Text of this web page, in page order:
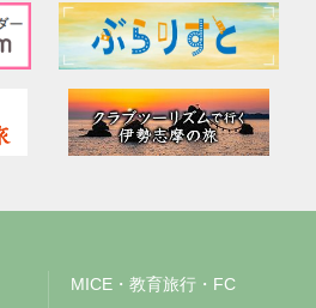
MICE・教育旅行・FC